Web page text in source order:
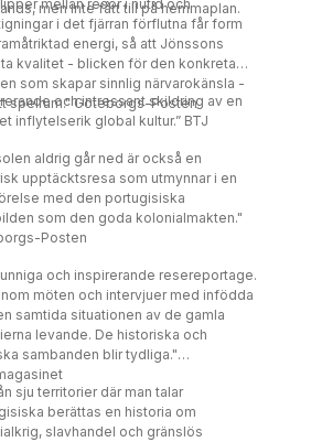
men inte fått till på hemmaplan.
mellan resor i nutid och
i det fjärran förflutna får form
energi, så att Jönssons
kvalitet - blicken för den konkreta
som skapar sinnlig närvarokänsla -
spelrum." Göteborgs-Posten
och intressant skildring av en
inflytelserik global kultur.” BTJ
aldrig går ned är också en
upptäcktsresa som utmynnar i en
med den portugisiska
som den goda kolonialmakten."
Posten
och inspirerande resereportage.
möten och intervjuer med infödda
samtida situationen av de gamla
levande. De historiska och
sambanden blir tydliga."
sju territorier där man talar
berättas en historia om
slavhandel och gränslös